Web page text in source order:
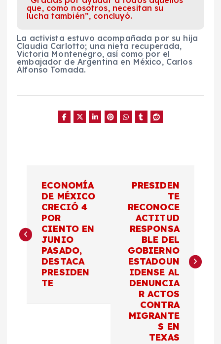
que, como nosotros, necesitan su
lucha también”, concluyó.
La activista estuvo acompañada por su hija
Claudia Carlotto; una nieta recuperada,
Victoria Montenegro, así como por el
embajador de Argentina en México, Carlos
Alfonso Tomada.
v
e
ECONOMÍA
DE MÉXICO
CRECIÓ 4
POR
CIENTO EN
JUNIO
PASADO,
DESTACA
PRESIDEN
TE
PRESIDEN
TE
RECONOCE
ACTITUD
RESPONSA
BLE DEL
GOBIERNO
ESTADOUN
IDENSE AL
DENUNCIA
R ACTOS
CONTRA
MIGRANTE
S EN
TEXAS